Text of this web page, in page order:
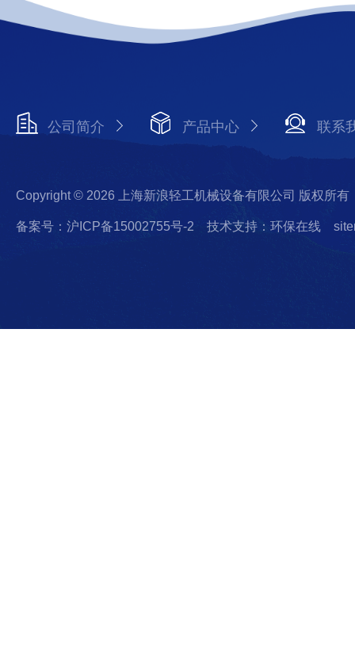
公司简介 产品中心 联系
Copyright © 2026 上海新浪轻工机械设备有限公司 版权所有
备案号：沪ICP备15002755号-2 技术支持：环保在线